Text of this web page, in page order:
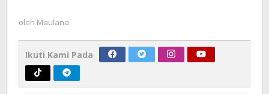
oleh Maulana
Ikuti Kami Pada